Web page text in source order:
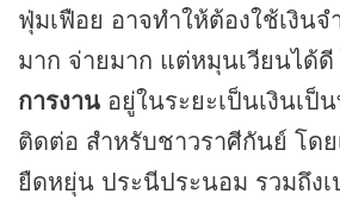
ฟุ่มเฟือย อาจทำให้ต้องใช้เงิน
มาก จ่ายมาก แต่หมุนเวียนได้
การงาน อยู่ในระยะเป็นเงินเป็
ติดต่อ สำหรับชาวราศีกันย์ โด
ยืดหยุ่น ประนีประนอม รวมถึงเ